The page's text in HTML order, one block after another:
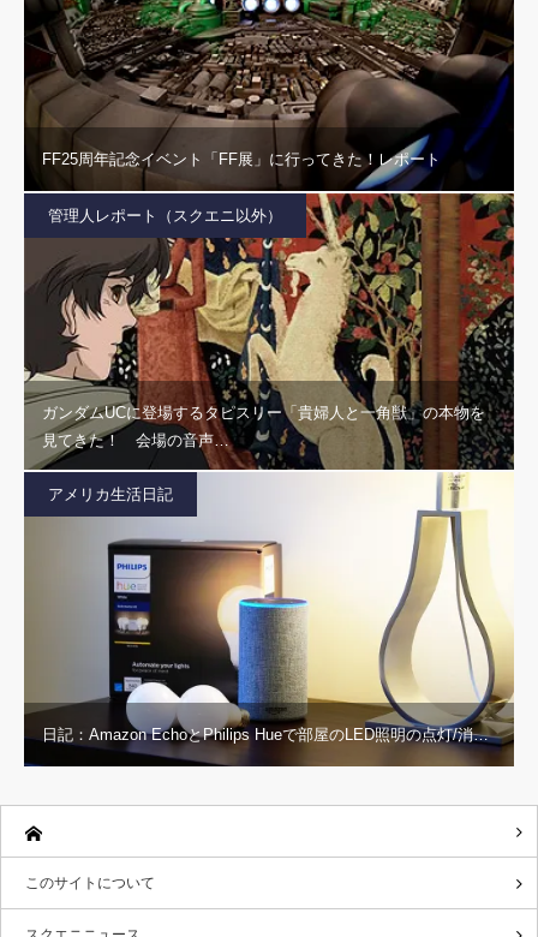
FF25周年記念イベント「FF展」に行ってきた！レポート
管理人レポート（スクエニ以外）
ガンダムUCに登場するタピスリー「貴婦人と一角獣」の本物を
見てきた！ 会場の音声…
アメリカ生活日記
日記：Amazon EchoとPhilips Hueで部屋のLED照明の点灯/消…
このサイトについて